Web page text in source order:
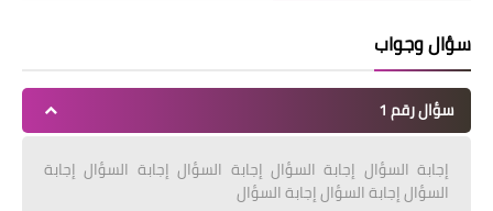
سؤال وجواب
سؤال رقم 1
إجابة السؤال إجابة السؤال إجابة السؤال إجابة السؤال إجابة
السؤال إجابة السؤال إجابة السؤال